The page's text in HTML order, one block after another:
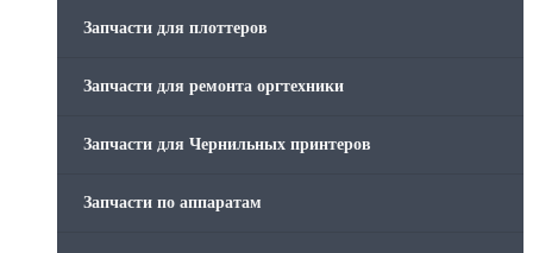
Запчасти для плоттеров
Запчасти для ремонта оргтехники
Запчасти для Чернильных принтеров
Запчасти по аппаратам